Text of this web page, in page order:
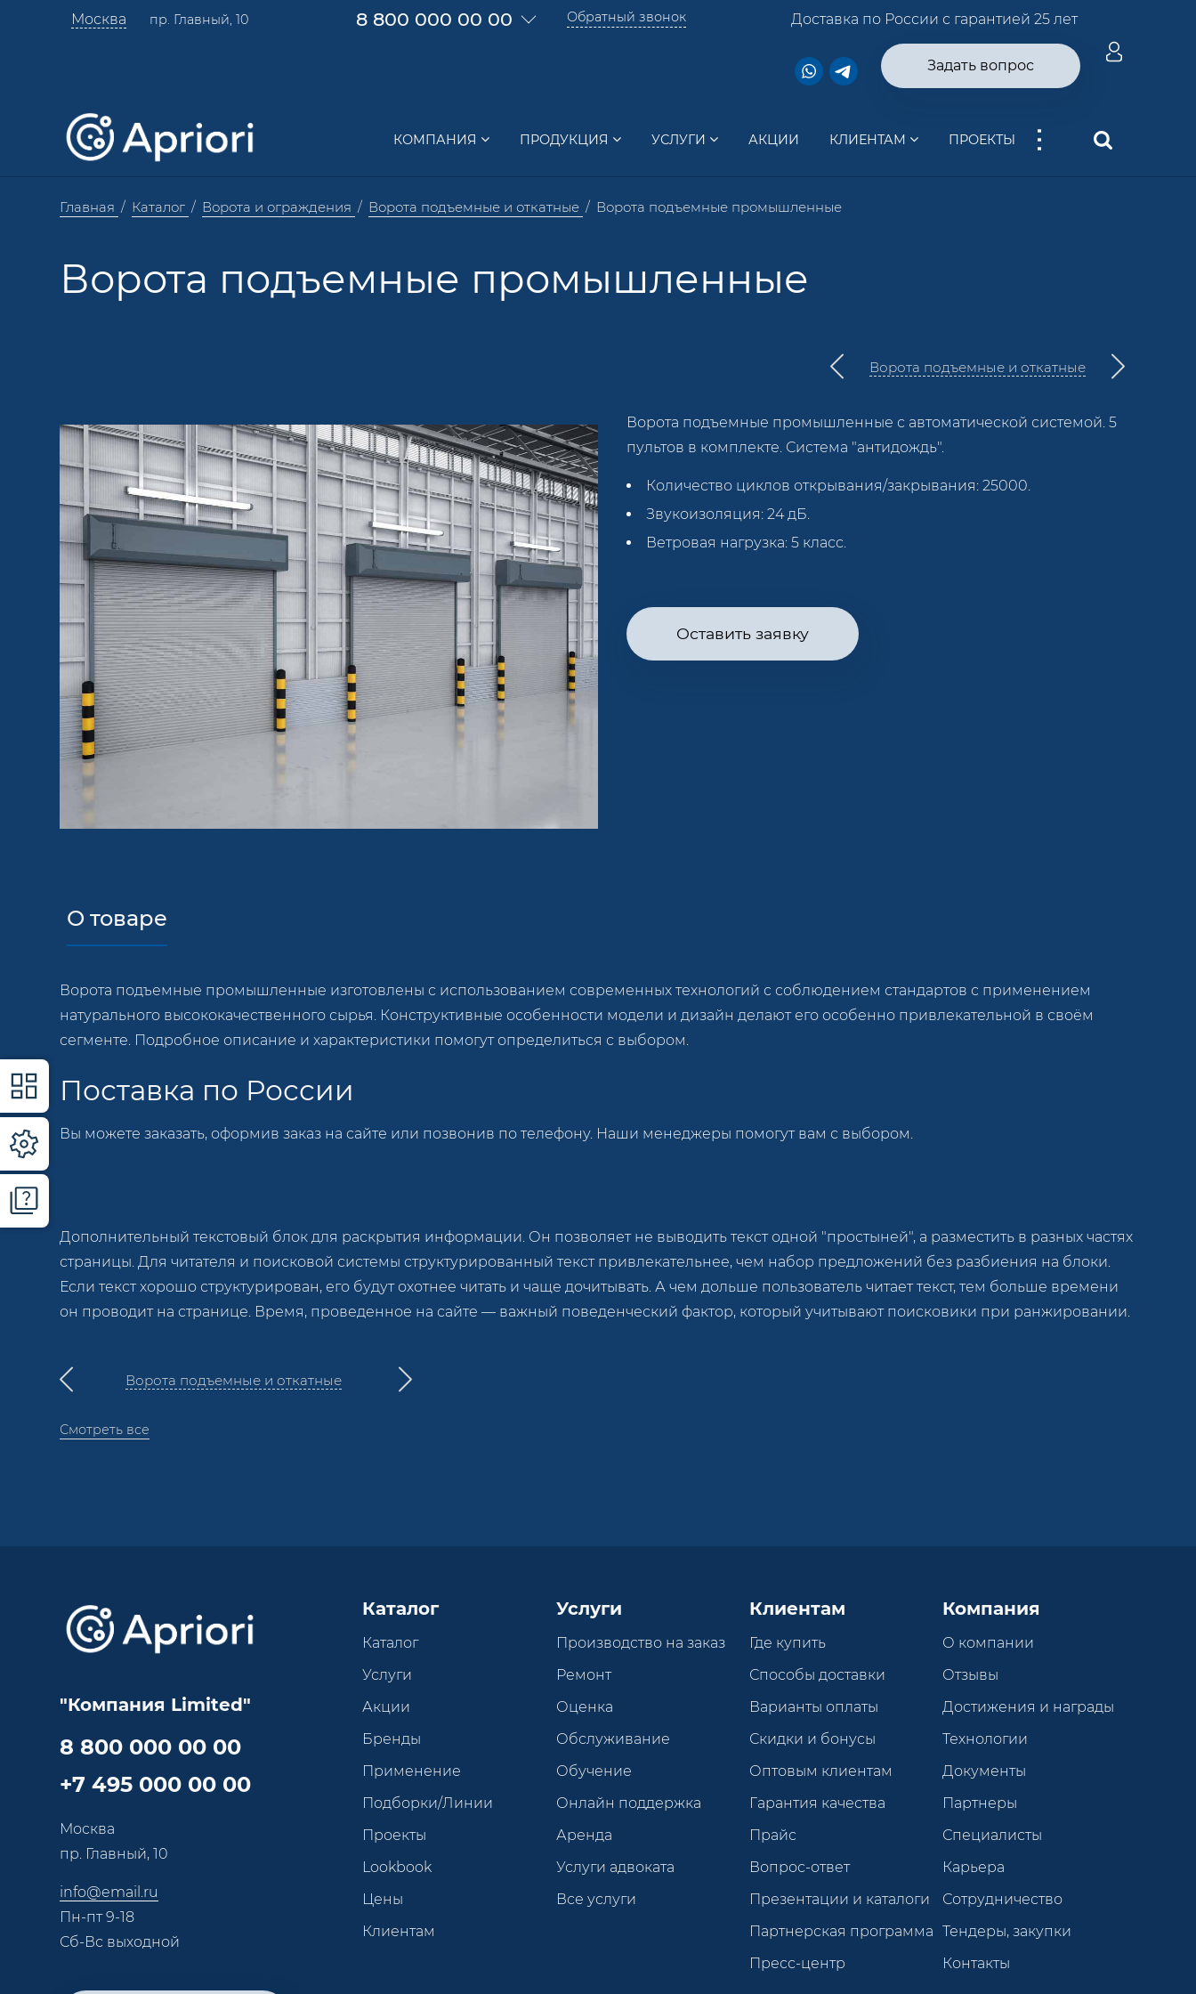
Москва пр. Главный, 10 8 800 000 00 00 Обратный звонок Доставка по России с гарантией 25 лет
Задать вопрос
КОМПАНИЯ ПРОДУКЦИЯ УСЛУГИ АКЦИИ КЛИЕНТАМ ПРОЕКТЫ ...
Главная Каталог Ворота и ограждения Ворота подъемные и откатные Ворота подъемные промышленные
Ворота подъемные промышленные
Ворота подъемные и откатные
Ворота подъемные промышленные с автоматической системой. 5
пультов в комплекте. Система "антидождь".
Количество циклов открывания/закрывания: 25000.
Звукоизоляция: 24 дБ.
Ветровая нагрузка: 5 класс.
Оставить заявку
О товаре
Ворота подъемные промышленные изготовлены с использованием современных технологий с соблюдением стандартов с применением
натурального высококачественного сырья. Конструктивные особенности модели и дизайн делают его особенно привлекательной в своём
сегменте. Подробное описание и характеристики помогут определиться с выбором.
Поставка по России
Вы можете заказать, оформив заказ на сайте или позвонив по телефону. Наши менеджеры помогут вам с выбором.
Дополнительный текстовый блок для раскрытия информации. Он позволяет не выводить текст одной "простыней", а разместить в разных частях
страницы. Для читателя и поисковой системы структурированный текст привлекательнее, чем набор предложений без разбиения на блоки.
Если текст хорошо структурирован, его будут охотнее читать и чаще дочитывать. А чем дольше пользователь читает текст, тем больше времени
он проводит на странице. Время, проведенное на сайте — важный поведенческий фактор, который учитывают поисковики при ранжировании.
Ворота подъемные и откатные
Смотреть все
"Компания Limited"
8 800 000 00 00
+7 495 000 00 00
Москва
пр. Главный, 10
info@email.ru
Пн-пт 9-18
Сб-Вс выходной
Каталог
Каталог
Услуги
Акции
Бренды
Применение
Подборки/Линии
Проекты
Lookbook
Цены
Клиентам
Услуги
Производство на заказ
Ремонт
Оценка
Обслуживание
Обучение
Онлайн поддержка
Аренда
Услуги адвоката
Все услуги
Клиентам
Где купить
Способы доставки
Варианты оплаты
Скидки и бонусы
Оптовым клиентам
Гарантия качества
Прайс
Вопрос-ответ
Презентации и каталоги
Партнерская программа
Пресс-центр
Компания
О компании
Отзывы
Достижения и награды
Технологии
Документы
Партнеры
Специалисты
Карьера
Сотрудничество
Тендеры, закупки
Контакты